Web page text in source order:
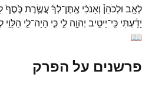
לְאָ֣ב וּלְכֹהֵן֒ וְאָנֹכִ֨י אֶֽתֶּן־לְךָ֜עֲשֶׂ֤רֶתכֶּ֙סֶף֙
יָדַ֔עְתִּי כִּֽי־יֵיטִ֥יב יְהוָ֖ה לִ֑י כִּ֧י הָיָה־לִ֛י הַלֵּוִ֖י
📖
פרשנים על הפרק